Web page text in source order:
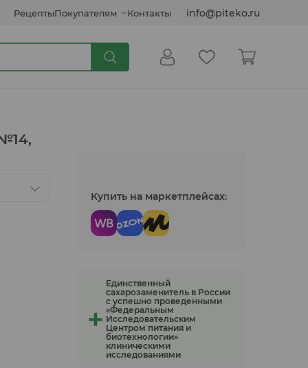
Инулин, клетчатка, семена
РецептыПокупателям Контакты info@piteko.ru
Купить на маркетплейсах:
Единственный
сахарозаменитель в России
с успешно проведенными
«Федеральным
Исследовательским
Центром питания и
биотехнологии»
клиническими
исследованиями